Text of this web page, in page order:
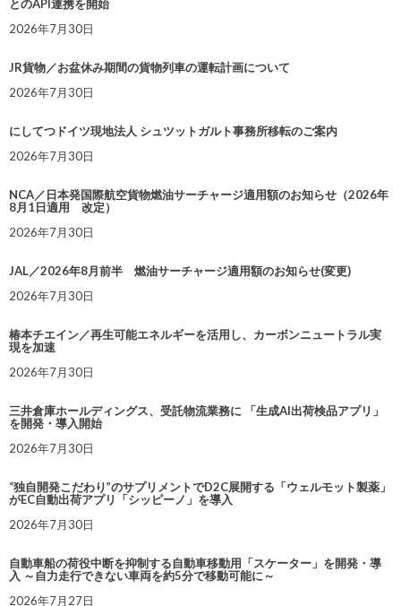
とのAPI連携を開始
2026年7月30日
JR貨物／お盆休み期間の貨物列車の運転計画について
2026年7月30日
にしてつドイツ現地法人 シュツットガルト事務所移転のご案内
2026年7月30日
NCA／日本発国際航空貨物燃油サーチャージ適用額のお知らせ（2026年
8月1日適用 改定）
2026年7月30日
JAL／2026年8月前半 燃油サーチャージ適用額のお知らせ(変更)
2026年7月30日
椿本チエイン／再生可能エネルギーを活用し、カーボンニュートラル実
現を加速
2026年7月30日
三井倉庫ホールディングス、受託物流業務に 「生成AI出荷検品アプリ」
を開発・導入開始
2026年7月30日
“独自開発こだわり”のサプリメントでD2C展開する「ウェルモット製薬」
がEC自動出荷アプリ「シッピーノ」を導入
2026年7月30日
自動車船の荷役中断を抑制する自動車移動用「スケーター」を開発・導
入 ～自力走行できない車両を約5分で移動可能に～
2026年7月27日